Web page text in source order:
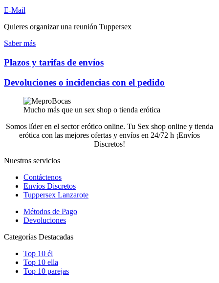
E-Mail
Quieres organizar una reunión Tuppersex
Saber más
Plazos y tarifas de envíos
Devoluciones o incidencias con el pedido
Mucho más que un sex shop o tienda erótica
Somos líder en el sector erótico online. Tu Sex shop online y tienda
erótica con las mejores ofertas y envíos en 24/72 h ¡Envíos
Discretos!
Nuestros servicios
Contáctenos
Envíos Discretos
Tuppersex Lanzarote
Métodos de Pago
Devoluciones
Categorías Destacadas
Top 10 él
Top 10 ella
Top 10 parejas